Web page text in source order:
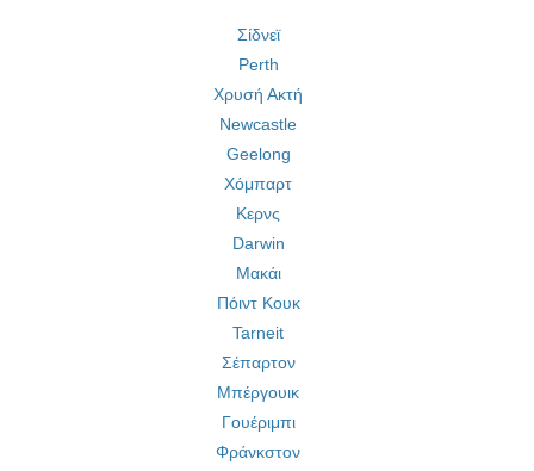
Σίδνεϊ
Perth
Χρυσή Ακτή
Newcastle
Geelong
Χόμπαρτ
Κερνς
Darwin
Μακάι
Πόιντ Κουκ
Tarneit
Σέπαρτον
Μπέργουικ
Γουέριμπι
Φράνκστον